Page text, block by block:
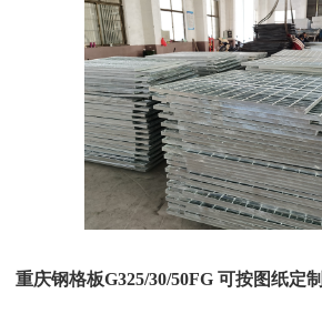
重庆钢格板G325/30/50FG 可按图纸定制